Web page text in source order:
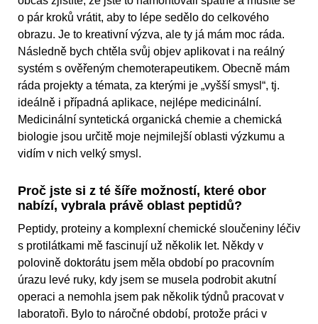
o pár kroků vrátit, aby to lépe sedělo do celkového
obrazu. Je to kreativní výzva, ale ty já mám moc ráda.
Následně bych chtěla svůj objev aplikovat i na reálný
systém s ověřeným chemoterapeutikem. Obecně mám
ráda projekty a témata, za kterými je „vyšší smysl“, tj.
ideálně i případná aplikace, nejlépe medicinální.
Medicinální syntetická organická chemie a chemická
biologie jsou určitě moje nejmilejší oblasti výzkumu a
vidím v nich velký smysl.
Proč jste si z té šíře možností, které obor
nabízí, vybrala právě oblast peptidů?
Peptidy, proteiny a komplexní chemické sloučeniny léčiv
s protilátkami mě fascinují už několik let. Někdy v
polovině doktorátu jsem měla období po pracovním
úrazu levé ruky, kdy jsem se musela podrobit akutní
operaci a nemohla jsem pak několik týdnů pracovat v
laboratoři. Bylo to náročné období, protože práci v